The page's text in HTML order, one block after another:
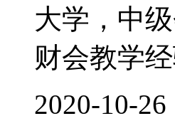
大学，中
财会教学
2020-10-26